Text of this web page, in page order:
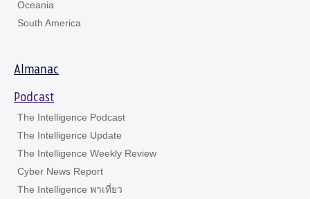
Oceania
South America
Almanac
Podcast
The Intelligence Podcast
The Intelligence Update
The Intelligence Weekly Review
Cyber News Report
The Intelligence พาเที่ยว